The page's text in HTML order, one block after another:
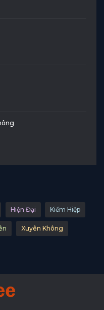
Hiện Đại Kiếm Hiệp
Xuyên Không